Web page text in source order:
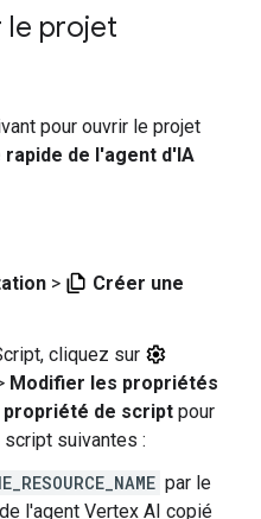
le projet
pour ouvrir le projet
de l'agent d'IA
>
Créer une
cliquez sur
Modifier les propriétés
de script pour
suivantes :
par le
l'agent Vertex AI copié